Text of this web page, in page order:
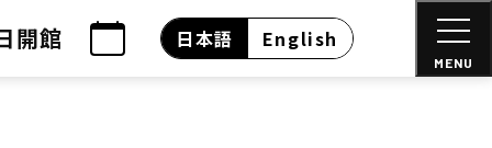
開館 日本語 English
MENU